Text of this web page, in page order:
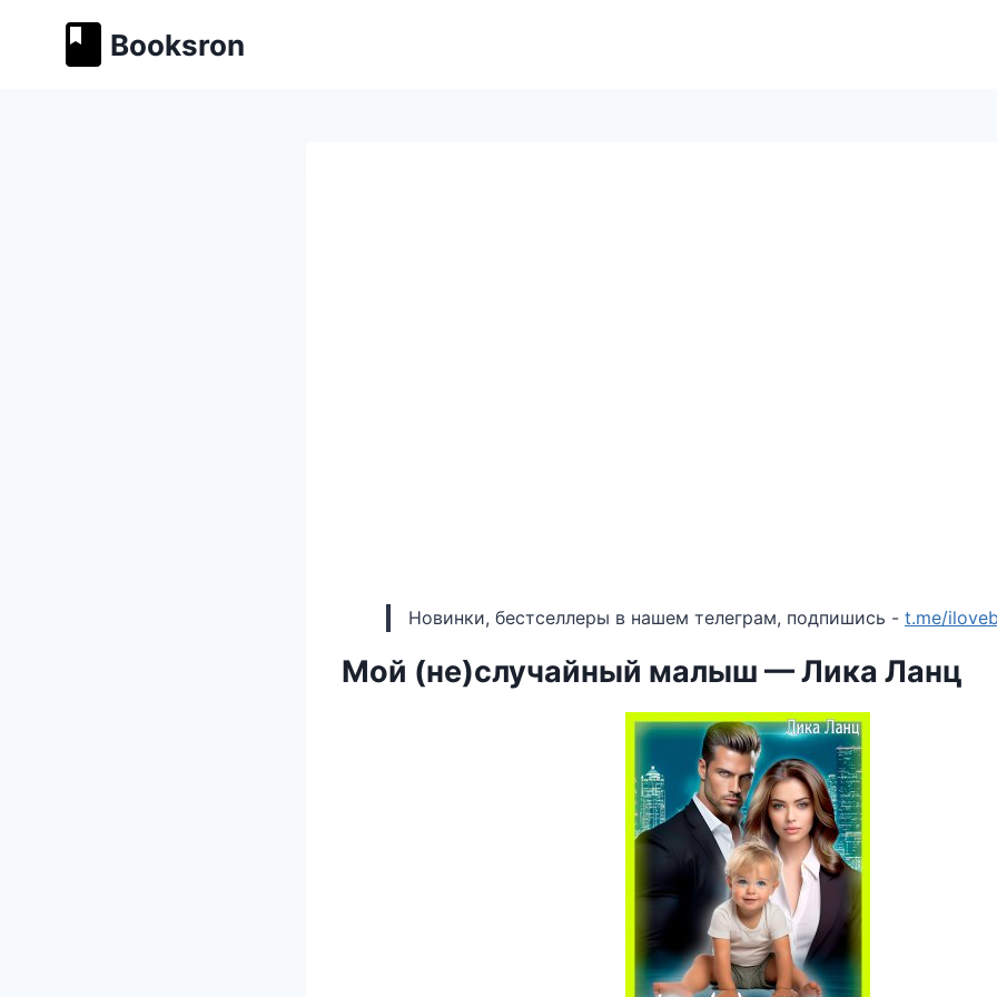
содержимому
Booksron
Новинки, бестселлеры в нашем телеграм, подпишись - t.me/
Мой (не)случайный малыш — Лика Ланц